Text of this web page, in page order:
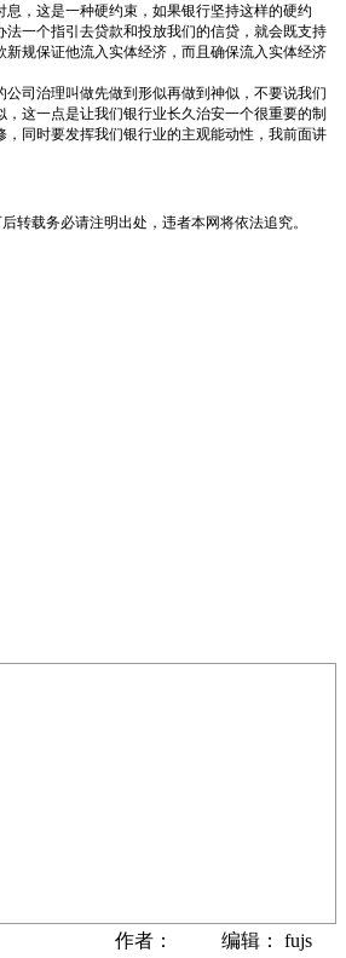
，这是一种硬约束，如果银行坚持这样的硬约
一个指引去贷款和投放我们的信贷，就会既支持
规保证他流入实体经济，而且确保流入实体经济
司治理叫做先做到形似再做到神似，不要说我们
这一点是让我们银行业长久治安一个很重要的制
同时要发挥我们银行业的主观能动性，我前面讲
转载务必请注明出处，违者本网将依法追究。
作者： 编辑： fujs